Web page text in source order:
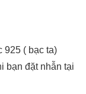
925 ( bạc ta)
bạn đặt nhẫn tại